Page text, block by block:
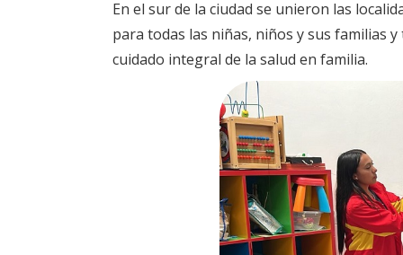
En el sur de la ciudad se unieron las
para todas las niñas, niños y sus familias
cuidado integral de la salud en familia.